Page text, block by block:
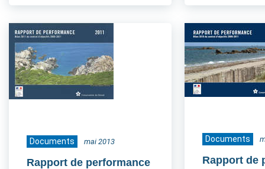
Documents mai 2013
Rapport de performance
Documents
Rapport de